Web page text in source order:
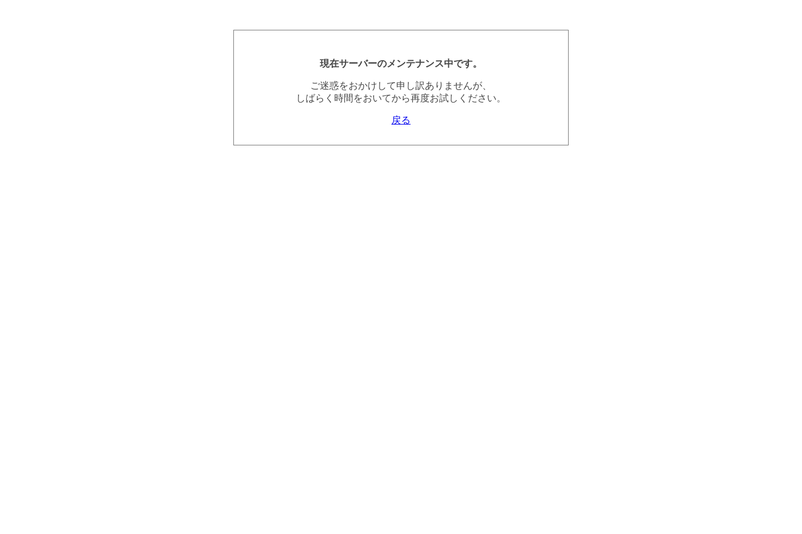
現在サーバーのメンテナンス中です。
ご迷惑をおかけして申し訳ありませんが、
しばらく時間をおいてから再度お試しください。
戻る